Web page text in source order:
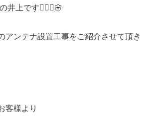
井上です👷🏻‍♂️🌸
アンテナ設置工事をご紹介させて頂き
客様より